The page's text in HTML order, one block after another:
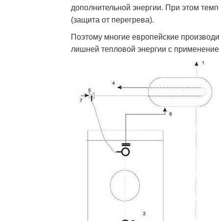
дополнительной энергии. При этом
(защита от перегрева).
Поэтому многие европейские
лишней тепловой энергии с